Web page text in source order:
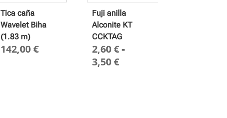
Tica caña
Wavelet Biha
(1.83 m)
142,00€
Fuji anilla
Alconite KT
CCKTAG
2,60€-
3,50€Rango